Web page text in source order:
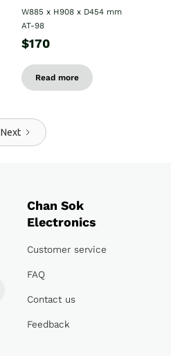
W885 x H908 x D454 mm
AT-98
$170
Read more
Next
Chan Sok
Electronics
Customer service
FAQ
Contact us
Feedback